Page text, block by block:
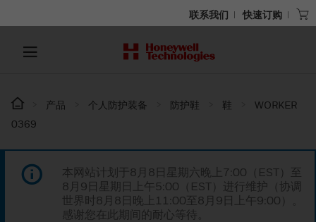
联系我们 快速订购
产品 个人防护装备 防护鞋 鞋
WORKER
0369
本网站计划于8月8日星期六晚上7:00（EST）至
8月9日星期日上午5:00（EST）进行维护（协调
世界时8月8日晚上11:00至8月9日上午9:00）。
感谢您在此期间的耐心等待。